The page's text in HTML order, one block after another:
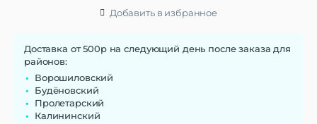
Добавить в избранное
Доставка от 500р на следующий день после заказа для
районов:
Ворошиловский
Будёновский
Пролетарский
Калининский